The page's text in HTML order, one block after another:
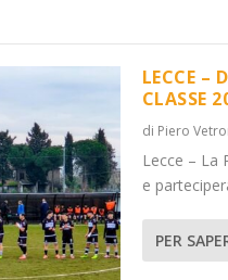
LECCE –
CLASSE
di Piero
Lecce – La
e
PER